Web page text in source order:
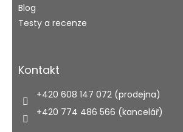
Blog
Testy a recenze
Kontakt
+420 608 147 072 (prodejna)
+420 774 486 566 (kancelář)